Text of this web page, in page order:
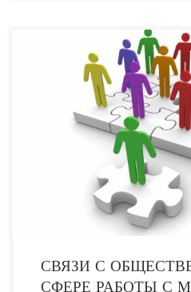
Государственная молодежная политика
молодежи стратегическую линию
обеспечение политического, социально-
развития нашей страны, а также
СВЯЗИ С
СФЕРЕ РАБОТЫ С